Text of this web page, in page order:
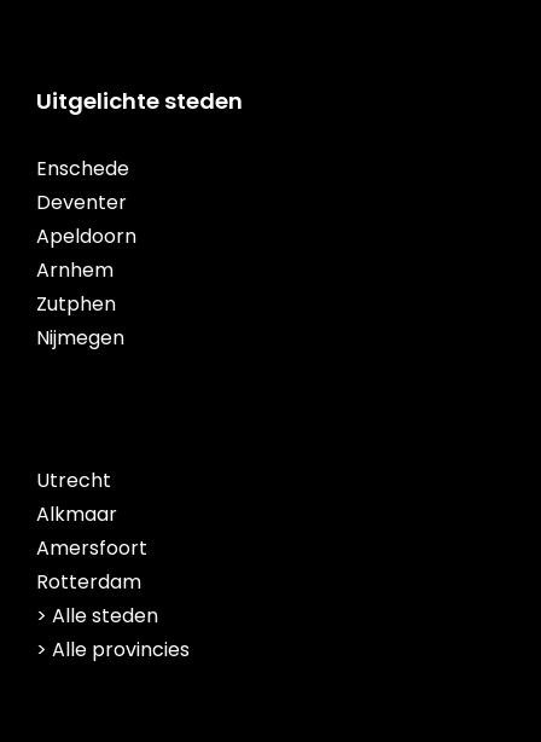
Uitgelichte steden
Enschede
Deventer
Apeldoorn
Arnhem
Zutphen
Nijmegen
Utrecht
Alkmaar
Amersfoort
Rotterdam
> Alle steden
> Alle provincies